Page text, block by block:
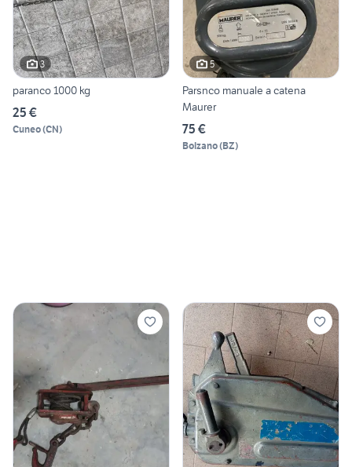
3
paranco 1000 kg
25 €
Cuneo(CN)
5
Parsnco manuale a catena
Maurer
75 €
Bolzano(BZ)